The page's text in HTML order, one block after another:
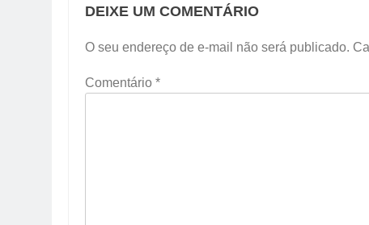
DEIXE UM COMENTÁRIO
O seu endereço de e-mail não será publicado.
Comentário *